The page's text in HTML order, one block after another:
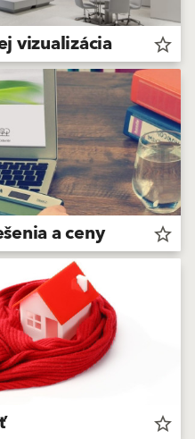
vizualizácia star_border
a ceny star_border
star_border